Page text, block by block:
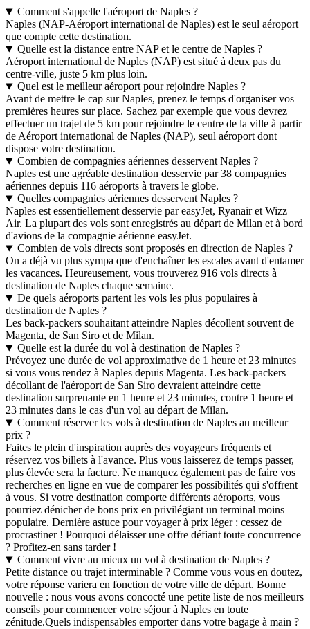
Comment s'appelle l'aéroport de Naples ?
Naples (NAP-Aéroport international de Naples) est le seul aéroport
que compte cette destination.
Quelle est la distance entre NAP et le centre de Naples ?
Aéroport international de Naples (NAP) est situé à deux pas du
centre-ville, juste 5 km plus loin.
Quel est le meilleur aéroport pour rejoindre Naples ?
Avant de mettre le cap sur Naples, prenez le temps d'organiser vos
premières heures sur place. Sachez par exemple que vous devrez
effectuer un trajet de 5 km pour rejoindre le centre de la ville à partir
de Aéroport international de Naples (NAP), seul aéroport dont
dispose votre destination.
Combien de compagnies aériennes desservent Naples ?
Naples est une agréable destination desservie par 38 compagnies
aériennes depuis 116 aéroports à travers le globe.
Quelles compagnies aériennes desservent Naples ?
Naples est essentiellement desservie par easyJet, Ryanair et Wizz
Air. La plupart des vols sont enregistrés au départ de Milan et à bord
d'avions de la compagnie aérienne easyJet.
Combien de vols directs sont proposés en direction de Naples ?
On a déjà vu plus sympa que d'enchaîner les escales avant d'entamer
les vacances. Heureusement, vous trouverez 916 vols directs à
destination de Naples chaque semaine.
De quels aéroports partent les vols les plus populaires à
destination de Naples ?
Les back-packers souhaitant atteindre Naples décollent souvent de
Magenta, de San Siro et de Milan.
Quelle est la durée du vol à destination de Naples ?
Prévoyez une durée de vol approximative de 1 heure et 23 minutes
si vous vous rendez à Naples depuis Magenta. Les back-packers
décollant de l'aéroport de San Siro devraient atteindre cette
destination surprenante en 1 heure et 23 minutes, contre 1 heure et
23 minutes dans le cas d'un vol au départ de Milan.
Comment réserver les vols à destination de Naples au meilleur
prix ?
Faites le plein d'inspiration auprès des voyageurs fréquents et
réservez vos billets à l'avance. Plus vous laisserez de temps passer,
plus élevée sera la facture. Ne manquez également pas de faire vos
recherches en ligne en vue de comparer les possibilités qui s'offrent
à vous. Si votre destination comporte différents aéroports, vous
pourriez dénicher de bons prix en privilégiant un terminal moins
populaire. Dernière astuce pour voyager à prix léger : cessez de
procrastiner ! Pourquoi délaisser une offre défiant toute concurrence
? Profitez-en sans tarder !
Comment vivre au mieux un vol à destination de Naples ?
Petite distance ou trajet interminable ? Comme vous vous en doutez,
votre réponse variera en fonction de votre ville de départ. Bonne
nouvelle : nous vous avons concocté une petite liste de nos meilleurs
conseils pour commencer votre séjour à Naples en toute
zénitude.Quels indispensables emporter dans votre bagage à main ?